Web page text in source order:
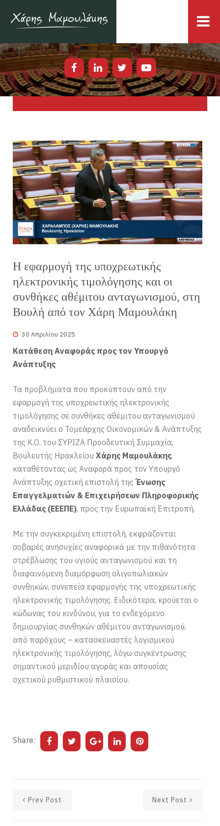
Η εφαρμογή της υποχρεωτικής
ηλεκτρονικής τιμολόγησης και οι
συνθήκες αθέμιτου ανταγωνισμού, στη
Βουλή από τον Χάρη Μαμουλάκη
30 Απριλίου 2025
Κατάθεση Αναφοράς προς τον Υπουργό
Ανάπτυξης
Τα προβλήματα που προκύπτουν από την
εφαρμογή της υποχρεωτικής ηλεκτρονικής
τιμολόγησης σε συνθήκες αθέμιτου ανταγωνισμού
αναδεικνύει ο Τομεάρχης Οικονομικών & Ανάπτυξης
της Κ.Ο. του ΣΥΡΙΖΑ Προοδευτική Συμμαχία,
Βουλευτής ΗρακλείουΧάρης Μαμουλάκης,
καταθέτοντας ως Αναφορά προς τον Υπουργό
Ανάπτυξης σχετική επιστολή τηςΈνωσης
Επαγγελματιών & Επιχειρήσεων Πληροφορικής
Ελλάδας (ΕΕΕΠΕ), προς την Ευρωπαϊκή Επιτροπή.
Με την συγκεκριμένη επιστολή, εκφράζονται
σοβαρές ανησυχίες αναφορικά με την πιθανότητα
στρέβλωσης του υγιούς ανταγωνισμού και τη
διαφαινόμενη διαμόρφωση ολιγοπωλιακών
συνθηκών, συνεπεία εφαρμογής της υποχρεωτικής
ηλεκτρονικής τιμολόγησης. Ειδικότερα, κρούεται ο
κώδωνας του κινδύνου, για το ενδεχόμενο
δημιουργίας συνθηκών αθέμιτου ανταγωνισμού,
από παρόχους – κατασκευαστές λογισμικού
ηλεκτρονικής τιμολόγησης, λόγω συγκέντρωσης
σημαντικού μεριδίου αγοράς και απουσίας
σχετικού ρυθμιστικού πλαισίου.
Share:
Prev Post Next Post